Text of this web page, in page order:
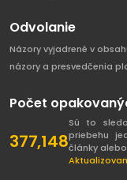
Odvolanie
Názory vyjadrené v
názory a presvedčenia
Počet
377,148
Sú to
priebehu
články